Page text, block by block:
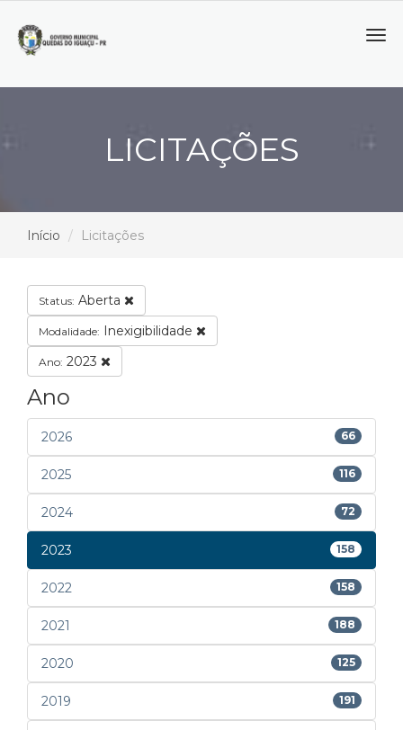
LICITAÇÕES
Início Licitações
Status: Aberta
Modalidade: Inexigibilidade
Ano: 2023
Ano
2026 66
2025 116
2024 72
2023 158
2022 158
2021 188
2020 125
2019 191